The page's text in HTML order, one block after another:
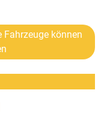
Fahrzeuge können